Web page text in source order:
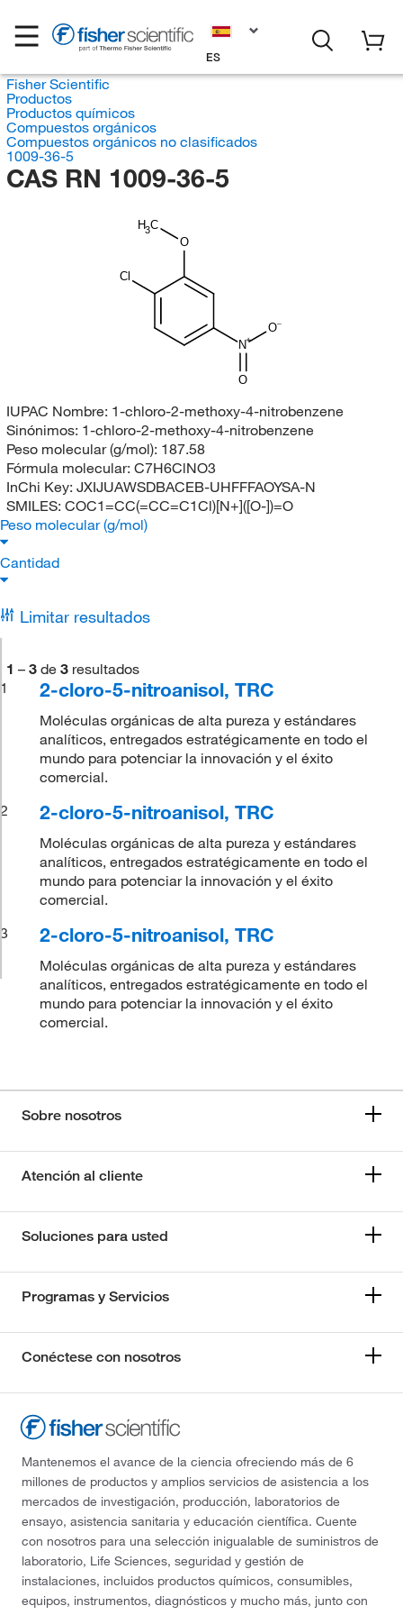
ES
Fisher Scientific
Productos
Productos químicos
Compuestos orgánicos
Compuestos orgánicos no clasificados
1009-36-5
CAS RN 1009-36-5
H3C
O
Cl
N
O
O
IUPAC Nombre: 1-chloro-2-methoxy-4-nitrobenzene
Sinónimos: 1-chloro-2-methoxy-4-nitrobenzene
Peso molecular (g/mol): 187.58
Fórmula molecular: C7H6ClNO3
InChi Key: JXIJUAWSDBACEB-UHFFFAOYSA-N
SMILES: COC1=CC(=CC=C1Cl)[N+]([O-])=O
Peso molecular (g/mol)
Cantidad
Limitar resultados
1 – 3 de 3 resultados
1
2-cloro-5-nitroanisol, TRC
Moléculas orgánicas de alta pureza y estándares
analíticos, entregados estratégicamente en todo el
mundo para potenciar la innovación y el éxito
comercial.
2
2-cloro-5-nitroanisol, TRC
Moléculas orgánicas de alta pureza y estándares
analíticos, entregados estratégicamente en todo el
mundo para potenciar la innovación y el éxito
comercial.
3
2-cloro-5-nitroanisol, TRC
Moléculas orgánicas de alta pureza y estándares
analíticos, entregados estratégicamente en todo el
mundo para potenciar la innovación y el éxito
comercial.
Sobre nosotros
Atención al cliente
Soluciones para usted
Programas y Servicios
Conéctese con nosotros
Mantenemos el avance de la ciencia ofreciendo más de 6
millones de productos y amplios servicios de asistencia a los
mercados de investigación, producción, laboratorios de
ensayo, asistencia sanitaria y educación científica. Cuente
con nosotros para una selección inigualable de suministros de
laboratorio, Life Sciences, seguridad y gestión de
instalaciones, incluidos productos químicos, consumibles,
equipos, instrumentos, diagnósticos y mucho más, junto con